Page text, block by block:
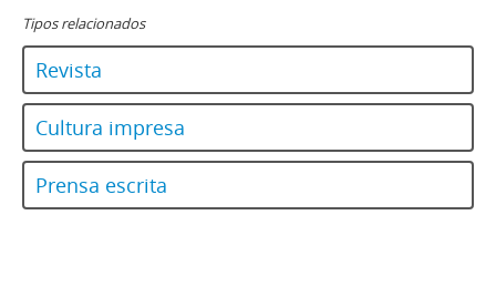
143 - Revista Ercilla. Año XXXIV, Nº 1736
145 - Revista Ercilla. Año XXXIV, Nº 1738
147 - Revista Ercilla. Año XXXIV, Nº 1740
148 - Revista Ercilla. Año XXXIV, Nº 1741
149 - Revista Ercilla. Año XXXIV, Nº 1742
Tipos relacionados
Revista
Cultura impresa
Prensa escrita